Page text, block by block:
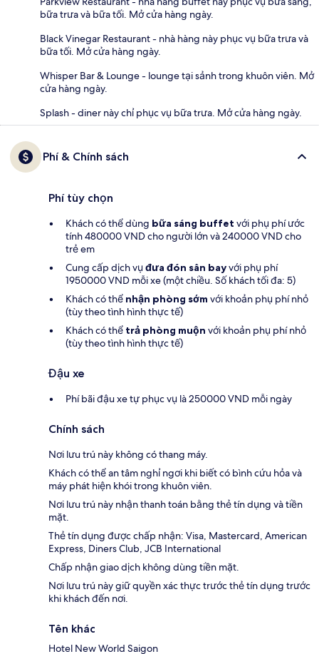
bữa trưa và bữa tối. Mở cửa hàng ngày.
Black Vinegar Restaurant - nhà hàng này phục vụ bữa trưa và
bữa tối. Mở cửa hàng ngày.
Whisper Bar & Lounge - lounge tại sảnh trong khuôn viên. Mở
cửa hàng ngày.
Splash - diner này chỉ phục vụ bữa trưa. Mở cửa hàng ngày.
Phí & Chính sách
Phí tùy chọn
Khách có thể dùng bữa sáng buffet với phụ phí ước
tính 480000 VND cho người lớn và 240000 VND cho
trẻ em
Cung cấp dịch vụ đưa đón sân bayvới phụ phí
1950000 VND mỗi xe (một chiều. Số khách tối đa: 5)
Khách có thể nhận phòng sớm với khoản phụ phí nhỏ
(tùy theo tình hình thực tế)
Khách có thể trả phòng muộn với khoản phụ phí nhỏ
(tùy theo tình hình thực tế)
Đậu xe
Phí bãi đậu xe tự phục vụ là 250000 VND mỗi ngày
Chính sách
Nơi lưu trú này không có thang máy.
Khách có thể an tâm nghỉ ngơi khi biết có bình cứu hỏa và
máy phát hiện khói trong khuôn viên.
Nơi lưu trú này nhận thanh toán bằng thẻ tín dụng và tiền
mặt.
Thẻ tín dụng được chấp nhận: Visa, Mastercard, American
Express, Diners Club, JCB International
Chấp nhận giao dịch không dùng tiền mặt.
Nơi lưu trú này giữ quyền xác thực trước thẻ tín dụng trước
khi khách đến nơi.
Tên khác
Hotel New World Saigon